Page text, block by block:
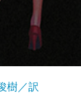
樹／訳